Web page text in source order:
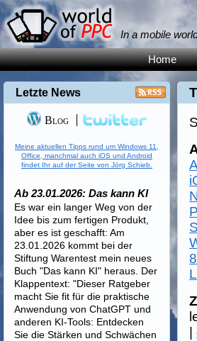
In a mobile
Home
8
|
Letzte News
Blog
Meine aktuellen Tipps rund um Windows 11,
Office, manchmal auch iOS und Android
findet Ihr auf der Seite von Jörg Schieb.
Ab 23.01.2026: Das kann KI
Es war ein langer Weg von der
Idee bis zum fertigen Produkt,
aber es ist geschafft: Am
23.01.2026 kommt bei der
Stiftung Warentest mein neues
Buch "Das kann KI" heraus. Der
Klappentext: "Dieser Ratgeber
macht Sie fit für die praktische
Anwendung von ChatGPT und
anderen KI-Tools: Entdecken
Sie die Stärken und Schwächen